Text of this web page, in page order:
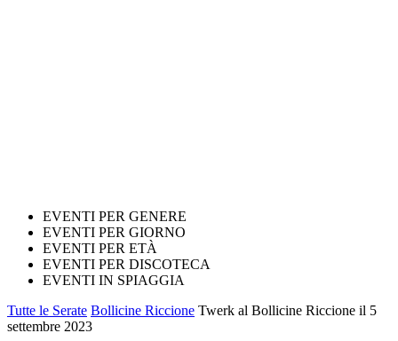
EVENTI PER GENERE
EVENTI PER GIORNO
EVENTI PER ETÀ
EVENTI PER DISCOTECA
EVENTI IN SPIAGGIA
Tutte le Serate Bollicine Riccione Twerk al Bollicine Riccione il 5
settembre 2023